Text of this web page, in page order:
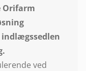
Orifarm
ved